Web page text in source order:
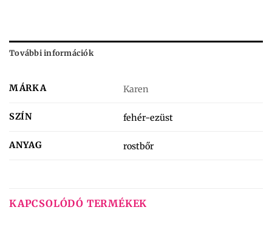
További információk
MÁRKA Karen
SZÍN fehér-ezüst
ANYAG rostbőr
KAPCSOLÓDÓ TERMÉKEK